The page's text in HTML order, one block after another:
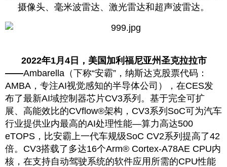
摄像头、毫米波雷达、激光雷达和超声波雷达。
2022年1月4日，美国加利福尼亚州圣克拉拉市
——Ambarella（下称“安霸”，纳斯达克股票代码：
AMBA，专注AI视觉感知的半导体公司），在CES发
布了最新AI域控制器芯片CV3系列。基于完全可扩
展、高能效比的CVflow®架构，CV3系列SoC可为汽车
行业提供业内最高的AI处理性能—算力高达500
eTOPS，比安霸上一代车规级SoC CV2系列提高了42
倍。CV3搭载了多达16个Arm® Cortex-A78AE CPU内
核，在支持自动驾驶系统的软件应用所需的CPU性能